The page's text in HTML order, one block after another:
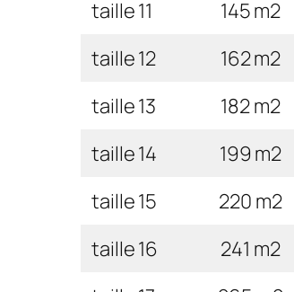
taille 11
145 m2
taille 12
162 m2
taille 13
182 m2
taille 14
199 m2
taille 15
220 m2
taille 16
241 m2